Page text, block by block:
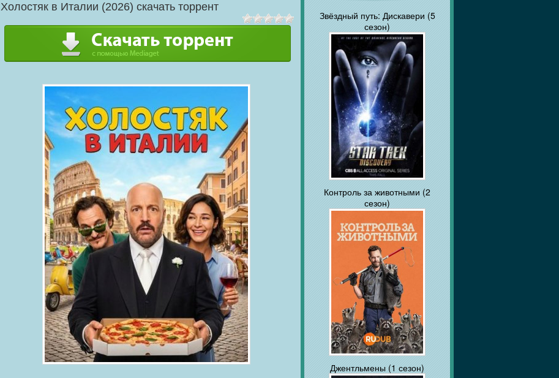
Звёздный путь: Дискавери (5
сезон)
Контроль за животными (2
сезон)
Джентльмены (1 сезон)
Холостяк в Италии (2026) скачать торрент